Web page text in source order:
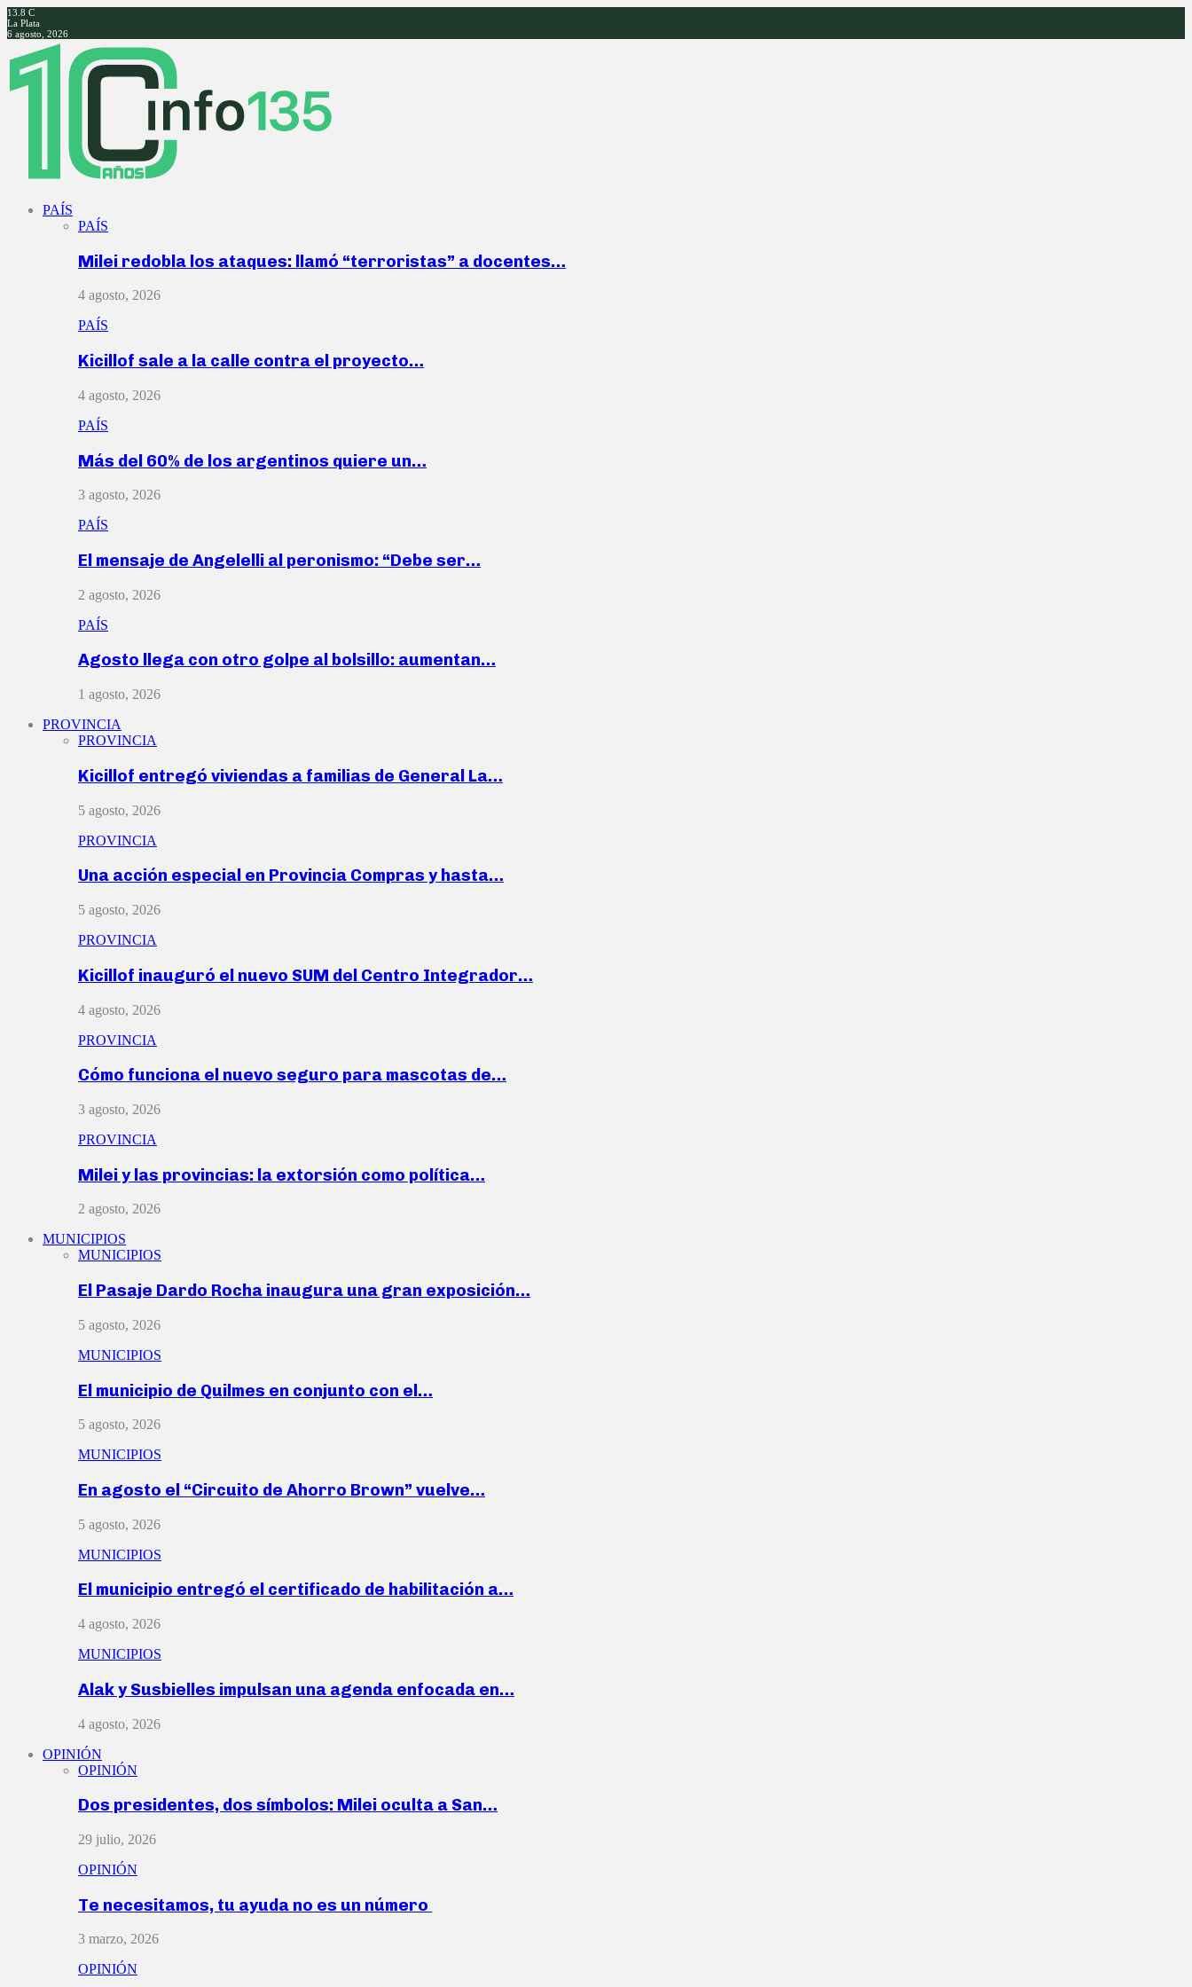
13.8 C
La Plata
6 agosto, 2026
Facebook
Twitter
Instagram
Youtube
PAÍS
PAÍS
Milei redobla los ataques: llamó “terroristas” a docentes…
4 agosto, 2026
PAÍS
Kicillof sale a la calle contra el proyecto…
4 agosto, 2026
PAÍS
Más del 60% de los argentinos quiere un…
3 agosto, 2026
PAÍS
El mensaje de Angelelli al peronismo: “Debe ser…
2 agosto, 2026
PAÍS
Agosto llega con otro golpe al bolsillo: aumentan…
1 agosto, 2026
PROVINCIA
PROVINCIA
Kicillof entregó viviendas a familias de General La…
5 agosto, 2026
PROVINCIA
Una acción especial en Provincia Compras y hasta…
5 agosto, 2026
PROVINCIA
Kicillof inauguró el nuevo SUM del Centro Integrador…
4 agosto, 2026
PROVINCIA
Cómo funciona el nuevo seguro para mascotas de…
3 agosto, 2026
PROVINCIA
Milei y las provincias: la extorsión como política…
2 agosto, 2026
MUNICIPIOS
MUNICIPIOS
El Pasaje Dardo Rocha inaugura una gran exposición…
5 agosto, 2026
MUNICIPIOS
El municipio de Quilmes en conjunto con el…
5 agosto, 2026
MUNICIPIOS
En agosto el “Circuito de Ahorro Brown” vuelve…
5 agosto, 2026
MUNICIPIOS
El municipio entregó el certificado de habilitación a…
4 agosto, 2026
MUNICIPIOS
Alak y Susbielles impulsan una agenda enfocada en…
4 agosto, 2026
OPINIÓN
OPINIÓN
Dos presidentes, dos símbolos: Milei oculta a San…
29 julio, 2026
OPINIÓN
Te necesitamos, tu ayuda no es un número
3 marzo, 2026
OPINIÓN